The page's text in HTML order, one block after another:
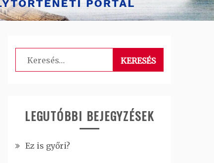
Keresés:
LEGUTÓBBI BEJEGYZÉSEK
Ez is győri?